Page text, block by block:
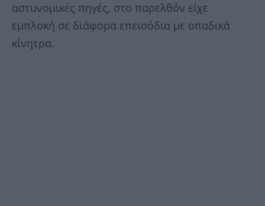
αστυνομικές πηγές, στο παρελθόν είχε
εμπλοκή σε διάφορα επεισόδια με οπαδικά
κίνητρα.